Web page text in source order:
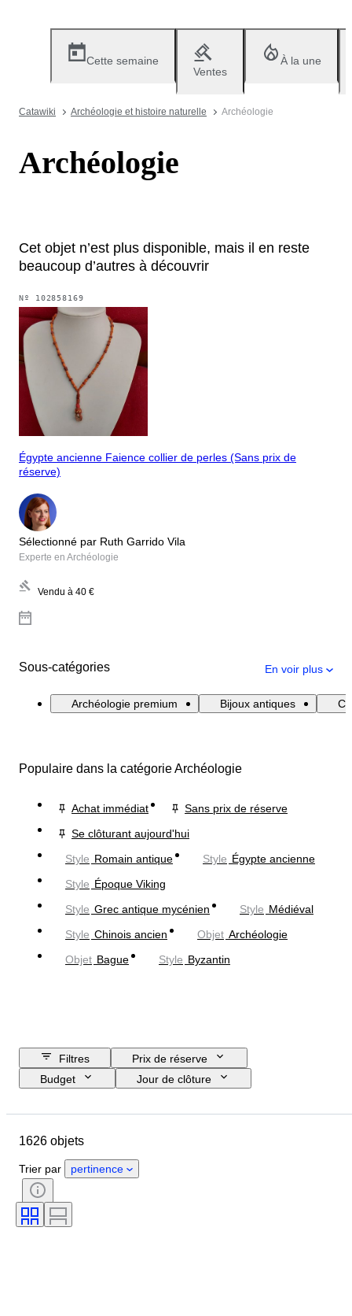
Cette semaine
Ventes
À la une
Catawiki Archéologie et histoire naturelle Archéologie
Archéologie
Cet objet n’est plus disponible, mais il en reste
beaucoup d’autres à découvrir
Nº 102858169
Égypte ancienne Faience collier de perles (Sans prix de
réserve)
Sélectionné par Ruth Garrido Vila
Experte en Archéologie
Vendu à 40 €
Sous-catégories En voir plus
Archéologie premium Bijoux antiques
Populaire dans la catégorie Archéologie
Achat immédiat
Sans prix de réserve
Se clôturant aujourd'hui
Style Romain antique Style Égypte ancienne
Style Époque Viking
Style Grec antique mycénien Style Médiéval
Style Chinois ancien Objet Archéologie
Objet Bague Style Byzantin
Filtres
Prix de réserve
Budget
Jour de clôture
Matériau
Époque
Style
Signature
Monnaie
Taille de l’article
1626 objets
Trier par pertinence